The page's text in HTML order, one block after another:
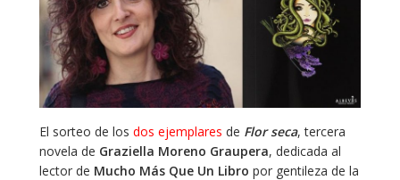
El sorteo de los dos ejemplares de Flor seca, tercera
novela de Graziella Moreno Graupera, dedicada al
lector de Mucho Más Que Un Libro por gentileza de la